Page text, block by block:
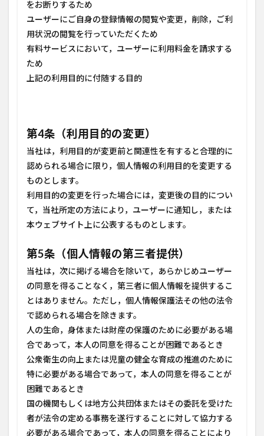
をお断りするため
ユーザーにご自身の登録情報の閲覧や変更，削除，ご利
用状況の閲覧を行っていただくため
有料サービスにおいて，ユーザーに利用料金を請求する
ため
上記の利用目的に付随する目的
第4条（利用目的の変更）
当社は，利用目的が変更前と関連性を有すると合理的に
認められる場合に限り，個人情報の利用目的を変更する
ものとします。
利用目的の変更を行った場合には，変更後の目的につい
て，当社所定の方法により，ユーザーに通知し，または
本ウェブサイト上に公表するものとします。
第5条（個人情報の第三者提供）
当社は，次に掲げる場合を除いて，あらかじめユーザー
の同意を得ることなく，第三者に個人情報を提供するこ
とはありません。ただし，個人情報保護法その他の法令
で認められる場合を除きます。
人の生命，身体または財産の保護のために必要がある場
合であって，本人の同意を得ることが困難であるとき
公衆衛生の向上または児童の健全な育成の推進のために
特に必要がある場合であって，本人の同意を得ることが
困難であるとき
国の機関もしくは地方公共団体またはその委託を受けた
者が法令の定める事務を遂行することに対して協力する
必要がある場合であって，本人の同意を得ることにより